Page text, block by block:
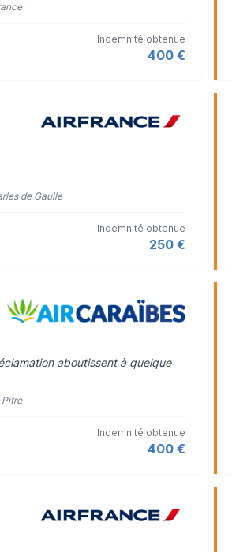
Indemnité obtenue
400 €
de Gaulle
Indemnité obtenue
250 €
aboutissent à quelque
Pitre
Indemnité obtenue
400 €